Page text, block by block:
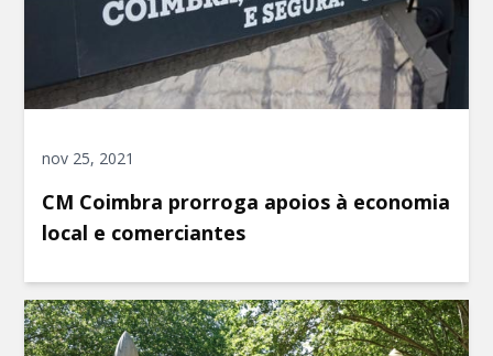
nov 25, 2021
CM Coimbra prorroga apoios à economia
local e comerciantes